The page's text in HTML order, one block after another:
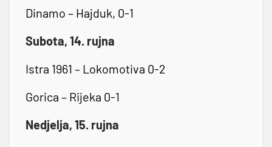
Dinamo – Hajduk, 0-1
Subota, 14. rujna
Istra 1961 – Lokomotiva 0-2
Gorica – Rijeka 0-1
Nedjelja, 15. rujna